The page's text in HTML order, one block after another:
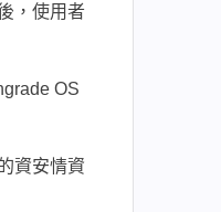
，使用者
OS
資安情資